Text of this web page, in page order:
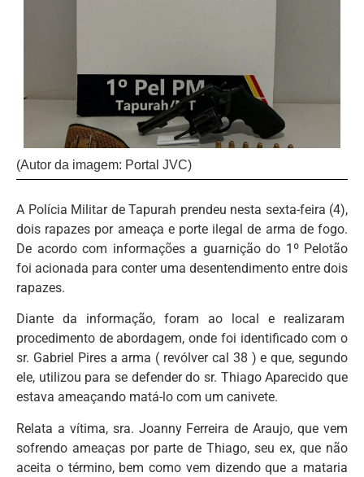
(Autor da imagem: Portal JVC)
A Polícia Militar de Tapurah prendeu nesta sexta-feira (4),
dois rapazes por ameaça e porte ilegal de arma de fogo.
De acordo com informações a guarnição do 1º Pelotão
foi acionada para conter uma desentendimento entre dois
rapazes.
Diante da informação, foram ao local e realizaram
procedimento de abordagem, onde foi identificado com o
sr. Gabriel Pires a arma ( revólver cal 38 ) e que, segundo
ele, utilizou para se defender do sr. Thiago Aparecido que
estava ameaçando matá-lo com um canivete.
Relata a vítima, sra. Joanny Ferreira de Araujo, que vem
sofrendo ameaças por parte de Thiago, seu ex, que não
aceita o término, bem como vem dizendo que a mataria